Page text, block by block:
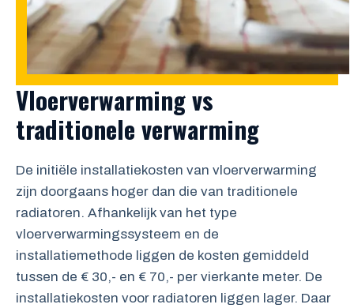
Vloerverwarming vs
traditionele verwarming
De initiële installatiekosten van vloerverwarming
zijn doorgaans hoger dan die van traditionele
radiatoren. Afhankelijk van het type
vloerverwarmingssysteem en de
installatiemethode liggen de kosten gemiddeld
tussen de € 30,- en € 70,- per vierkante meter. De
installatiekosten voor radiatoren liggen lager. Daar